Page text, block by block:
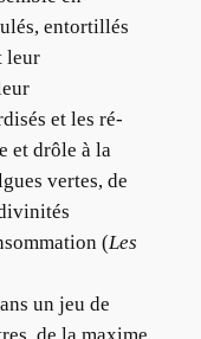
entortillés
leur
et les ré-
et drôle à la
vertes, de
(Les
un jeu de